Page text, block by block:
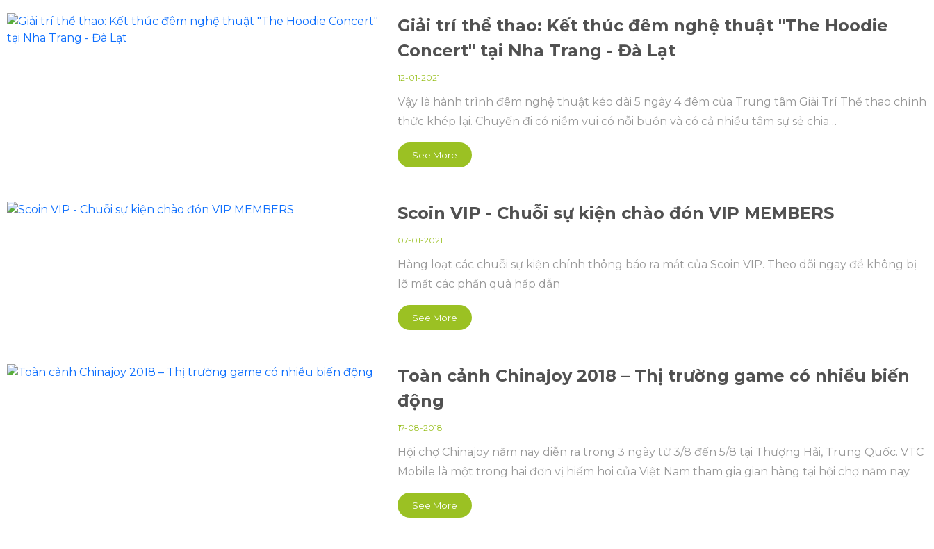
Giải trí thể thao: Kết thúc đêm nghệ thuật "The Hoodie
Concert" tại Nha Trang - Đà Lạt
12-01-2021
Vậy là hành trình đêm nghệ thuật kéo dài 5 ngày 4 đêm của Trung tâm Giải Trí Thể thao chính
thức khép lại. Chuyến đi có niềm vui có nỗi buồn và có cả nhiều tâm sự sẻ chia…
See More
Scoin VIP - Chuỗi sự kiện chào đón VIP MEMBERS
07-01-2021
Hàng loạt các chuỗi sự kiện chính thông báo ra mắt của Scoin VIP. Theo dõi ngay để không bị
lỡ mất các phần quà hấp dẫn
See More
Toàn cảnh Chinajoy 2018 – Thị trường game có nhiều biến
động
17-08-2018
Hội chợ Chinajoy năm nay diễn ra trong 3 ngày từ 3/8 đến 5/8 tại Thượng Hải, Trung Quốc. VTC
Mobile là một trong hai đơn vị hiếm hoi của Việt Nam tham gia gian hàng tại hội chợ năm nay.
See More